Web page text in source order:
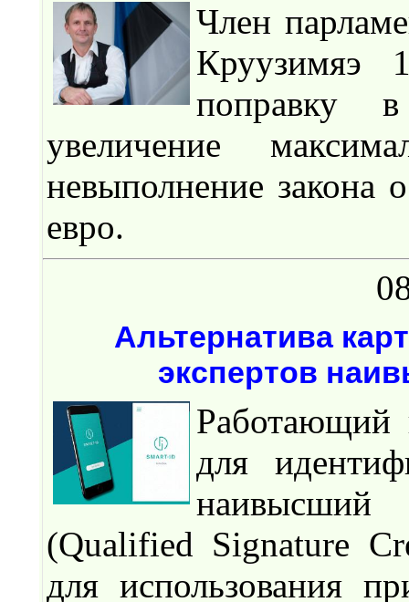
Член
Круузимяэ
поправку в
увеличение
невыполнение
евро.
Альтернатива
экспертов
Работающий
для
наивысший
(Qualified Signature
для использования